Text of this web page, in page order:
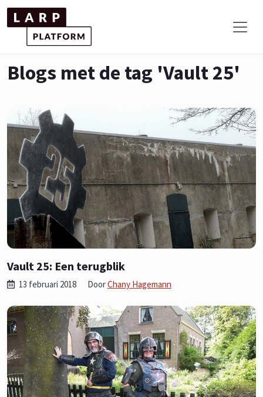
Blogs met de tag 'Vault 25'
Vault 25: Een terugblik
13 februari 2018 DoorChany Hagemann